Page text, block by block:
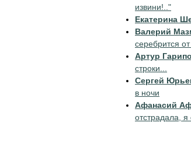
извини!.."
Екатерина
Валерий
серебрится
Артур
строки...
Сергей
в ночи
Афанасий
отстрадала,